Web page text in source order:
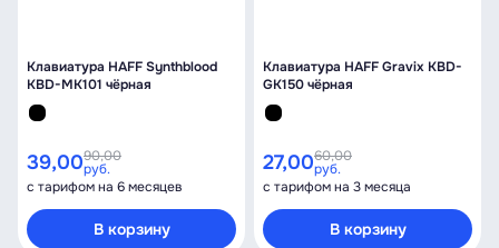
Клавиатура HAFF Synthblood
KBD-MK101 чёрная
39,0090,00
руб.
с тарифом на 6 месяцев
В корзину
Клавиатура HAFF Gravix KBD-
GK150 чёрная
27,0060,00
руб.
с тарифом на 3 месяца
В корзину